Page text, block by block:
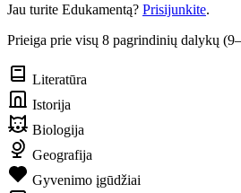
Jau turite Edukamentą? Prisijunkite.
Prieiga prie visų 8 pagrindinių dalykų
Literatūra
Istorija
Biologija
Geografija
Gyvenimo įgūdžiai